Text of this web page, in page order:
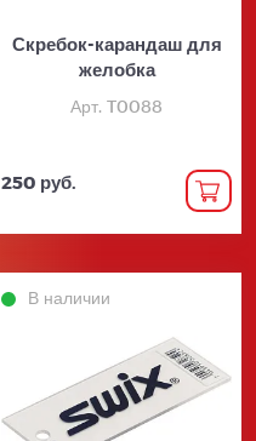
Скребок-карандаш для
желобка
Арт. T0088
250 руб.
В наличии